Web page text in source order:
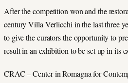
After the competition won and the
century Villa Verlicchi in the last three
to give the curators the opportunity to
result in an exhibition to be set up in its
CRAC – Center in Romagna for